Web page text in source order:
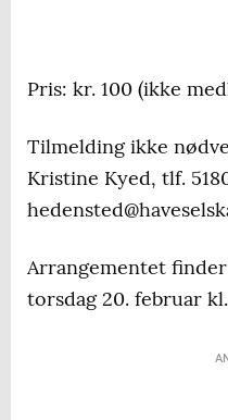
Pris: kr. 100 (ikke
Tilmelding ikke
Kristine Kyed, tlf.
Arrangementet
torsdag 20. februar